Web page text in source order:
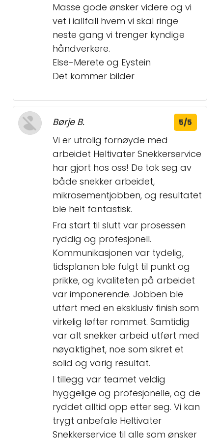
Masse gode ønsker videre og vi
vet i iallfall hvem vi skal ringe
neste gang vi trenger kyndige
håndverkere.
Else-Merete og Eystein
Det kommer bilder
Børje B. 5/5
Vi er utrolig fornøyde med
arbeidet Heltivater Snekkerservice
har gjort hos oss! De tok seg av
både snekker arbeidet,
mikrosementjobben, og resultatet
ble helt fantastisk.
Fra start til slutt var prosessen
ryddig og profesjonell.
Kommunikasjonen var tydelig,
tidsplanen ble fulgt til punkt og
prikke, og kvaliteten på arbeidet
var imponerende. Jobben ble
utført med en eksklusiv finish som
virkelig løfter rommet. Samtidig
var alt snekker arbeid utført med
nøyaktighet, noe som sikret et
solid og varig resultat.
I tillegg var teamet veldig
hyggelige og profesjonelle, og de
ryddet alltid opp etter seg. Vi kan
trygt anbefale Heltivater
Snekkerservice til alle som ønsker